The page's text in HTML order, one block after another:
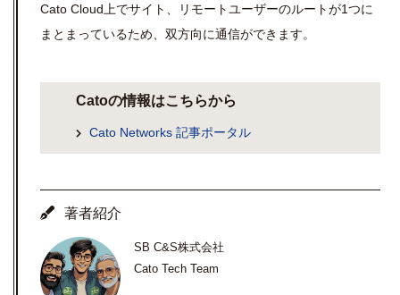
Cato Cloud上でサイト、リモートユーザーのルートが1つに
まとまっているため、双方向に通信ができます。
Catoの情報はこちらから
Cato Networks 記事ポータル
著者紹介
SB C&S株式会社
Cato Tech Team